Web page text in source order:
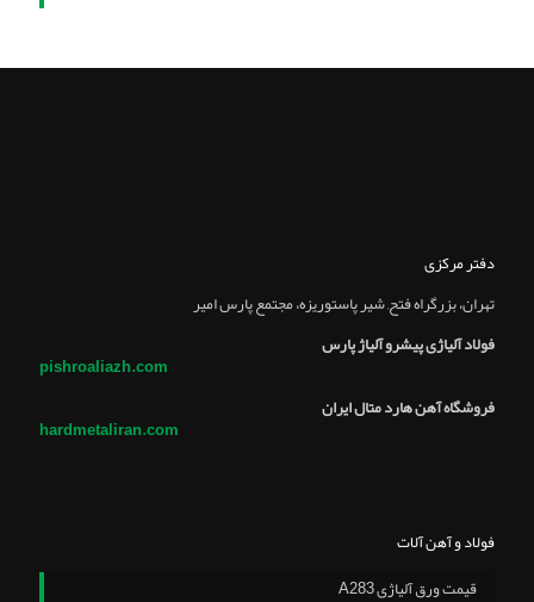
دفتر مرکزی
تهران، بزرگراه فتح, شير پاستوريزه، مجتمع پارس امير
فولاد آلیاژی پیشرو آلیاژ پارس
pishroaliazh.com
فروشگاه آهن هارد متال ایران
hardmetaliran.com
فولاد و آهن آلات
قیمت ورق آلیاژی A283